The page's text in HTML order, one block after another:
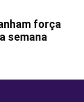
força
semana